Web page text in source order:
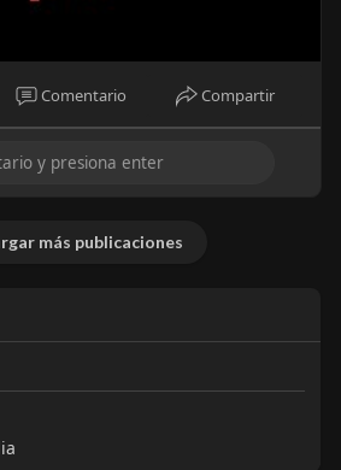
Comentario Compartir
más publicaciones